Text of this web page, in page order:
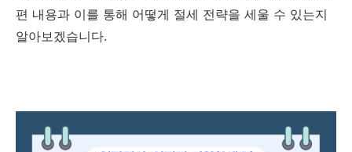
편 내용과 이를 통해 어떻게 절세 전략을 세울 수 있는지
알아보겠습니다.